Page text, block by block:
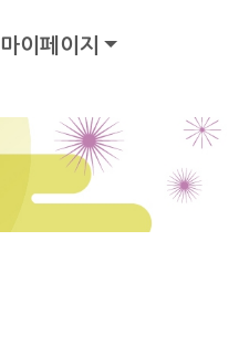
마이페이지